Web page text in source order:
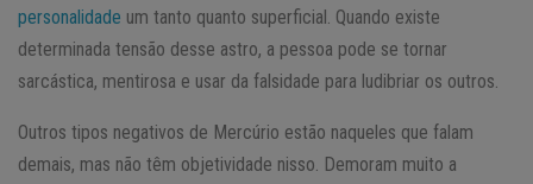
personalidade um tanto quanto superficial. Quando existe
determinada tensão desse astro, a pessoa pode se tornar
sarcástica, mentirosa e usar da falsidade para ludibriar os outros.
Outros tipos negativos de Mercúrio estão naqueles que falam
demais, mas não têm objetividade nisso. Demoram muito a